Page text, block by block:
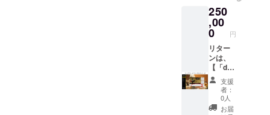
ご記入
くださ
い。ご
れない
方はID
番号の
み表示
されま
す。
の想い
をお寄
せいた
だけま
す。 ぜ
ひ、あ
なたの
お名前
や言葉
で、支
援のお
ご指定
の１店
舗につ
いて、
deposi
の新規
登録・
情報更
新を優
先的に
対応い
乗せる
ために
大切に
使わせ
ていた
だきま
す。 ①
お礼の
メール
②お名
前掲載
250
,00
0 円
リター
ンは、
【「dep
osi公式
サイト
内 ご
支援者
支援
者：
0人
お届